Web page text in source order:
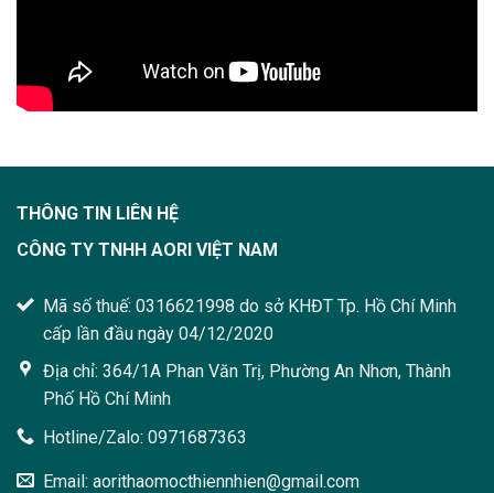
THÔNG TIN LIÊN HỆ
CÔNG TY TNHH AORI VIỆT NAM
Mã số thuế: 0316621998 do sở KHĐT Tp. Hồ Chí Minh
cấp lần đầu ngày 04/12/2020
Địa chỉ: 364/1A Phan Văn Trị, Phường An Nhơn, Thành
Phố Hồ Chí Minh
Hotline/Zalo: 0971687363
Email: aorithaomocthiennhien@gmail.com